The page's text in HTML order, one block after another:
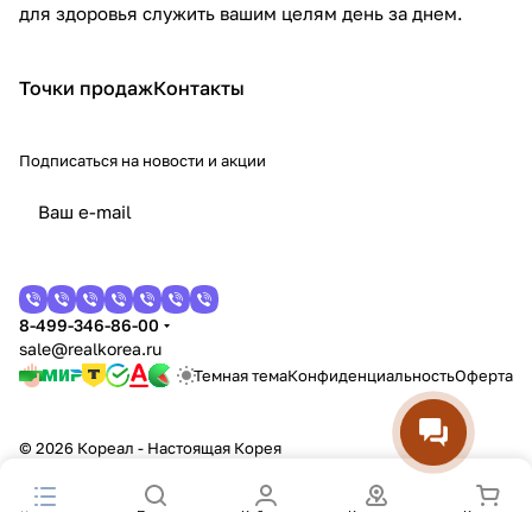
для здоровья служить вашим целям день за днем.
Точки продажКонтакты
Подписаться на новости и акции
8-499-346-86-00
sale@realkorea.ru
Темная темаКонфиденциальностьОферта
© 2026 Кореал - Настоящая Корея